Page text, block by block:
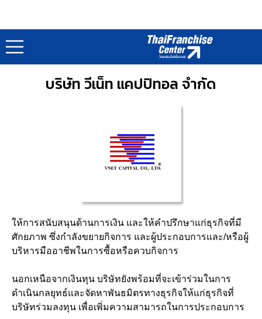
หน่วยงานสนับสนุน SMEs : Links Support SMEs
หน้าแรก
บริษัท วีเน็ท แคปปิทอล จำกัด
ให้การสนับสนุนด้านการเงิน และให้คำปรึกษาแก่ธุรกิจที่มี
ศักยภาพ ซึ่งกำลังขยายกิจการ และผู้ประกอบการและ/หรือผู้
บริหารมืออาชีพในการซื้อหรือควบกิจการ
นอกเหนือจากเงินทุน บริษัทยังพร้อมที่จะเข้าร่วมในการ
ดำเนินกลยุทธ์และจัดหาพันธมิตรทางธุรกิจให้แก่ธุรกิจที่
บริษัทร่วมลงทุน เพื่อเพิ่มความสามารถในการประกอบการ